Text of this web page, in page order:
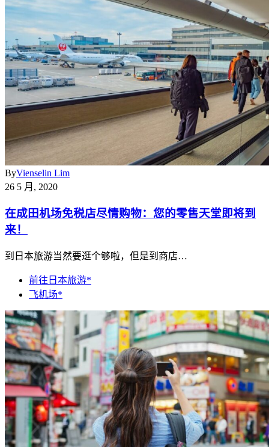
ByVienselin Lim
26 5 月, 2020
在成田机场免税店尽情购物：您的零售天堂即将到
来！
到日本旅游当然要逛个够啦，但是到商店…
前往日本旅游*
飞机场*